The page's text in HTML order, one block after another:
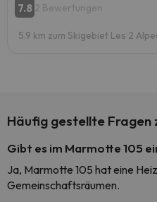
7.8 2 Bewertungen
5.9 km zum Skigebiet Les 2
Häufig gestellte Fragen
Gibt es im Marmotte 105
Ja, Marmotte 105 hat eine
Gemeinschaftsräumen.